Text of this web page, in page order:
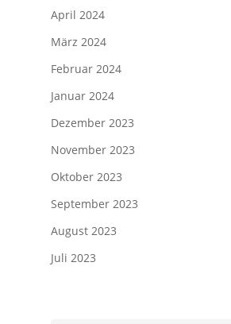
April 2024
März 2024
Februar 2024
Januar 2024
Dezember 2023
November 2023
Oktober 2023
September 2023
August 2023
Juli 2023